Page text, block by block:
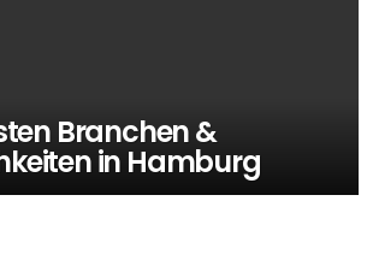
Branchen &
in Hamburg